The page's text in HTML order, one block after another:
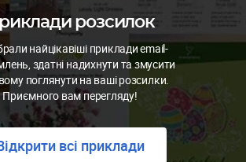
розсилок
найцікавіші приклади email-
здатні надихнути та змусити
поглянути на ваші розсилки.
Приємного вам перегляду!
всі приклади